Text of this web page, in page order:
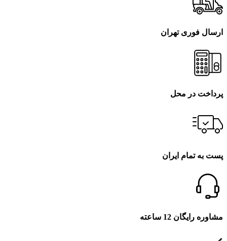
ارسال فوری تهران
پرداخت در محل
پست به تمام ایران
مشاوره رایگان 12 ساعته